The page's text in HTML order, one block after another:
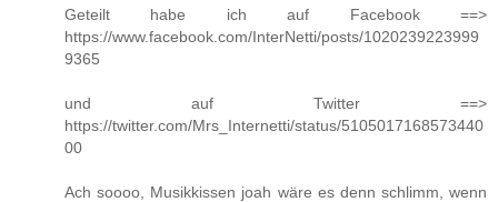
Geteilt habe ich auf Facebook ==>
https://www.facebook.com/InterNetti/posts/1020239223999
9365
und auf Twitter ==>
https://twitter.com/Mrs_Internetti/status/5105017168573440
00
Ach soooo, Musikkissen joah wäre es denn schlimm, wenn